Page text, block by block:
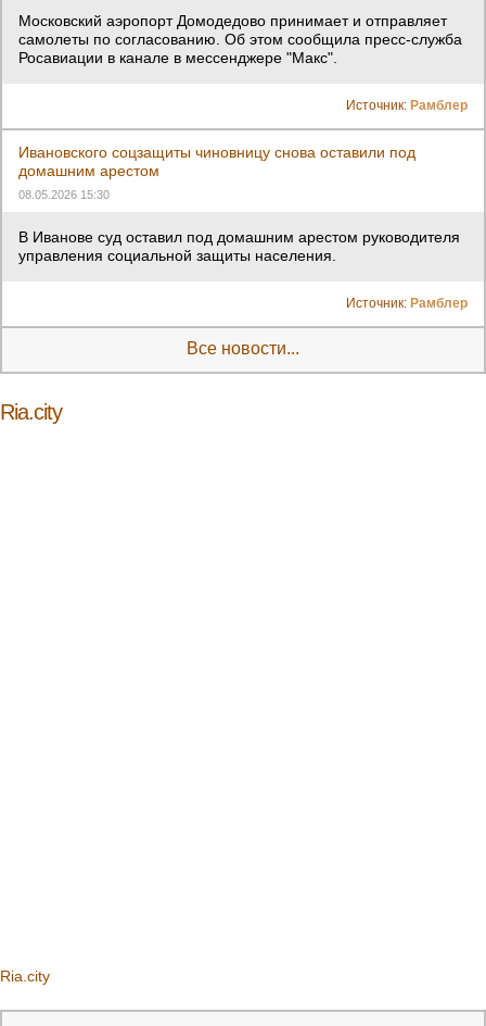
Московский аэропорт Домодедово принимает и отправляет
самолеты по согласованию. Об этом сообщила пресс-служба
Росавиации в канале в мессенджере "Макс".
Источник: Рамблер
Ивановского соцзащиты чиновницу снова оставили под
домашним арестом
08.05.2026 15:30
В Иванове суд оставил под домашним арестом руководителя
управления социальной защиты населения.
Источник: Рамблер
Все новости...
Ria.city
Ria.city